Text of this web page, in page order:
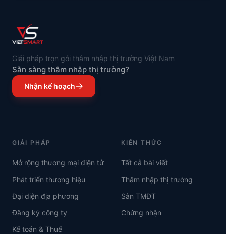
Giải pháp trọn gói thâm nhập thị trường Việt Nam
Sẵn sàng thâm nhập thị trường?
Nhận kế hoạch
GIẢI PHÁP
Mở rộng thương mại điện tử
Phát triển thương hiệu
Đại diện địa phương
Đăng ký công ty
Kế toán & Thuế
KIẾN THỨC
Tất cả bài viết
Thâm nhập thị trường
Sàn TMĐT
Chứng nhận